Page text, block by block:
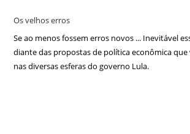
Os velhos erros
Se ao menos fossem erros novos ... Inevitável
diante das propostas de política econômica
nas diversas esferas do governo Lula.